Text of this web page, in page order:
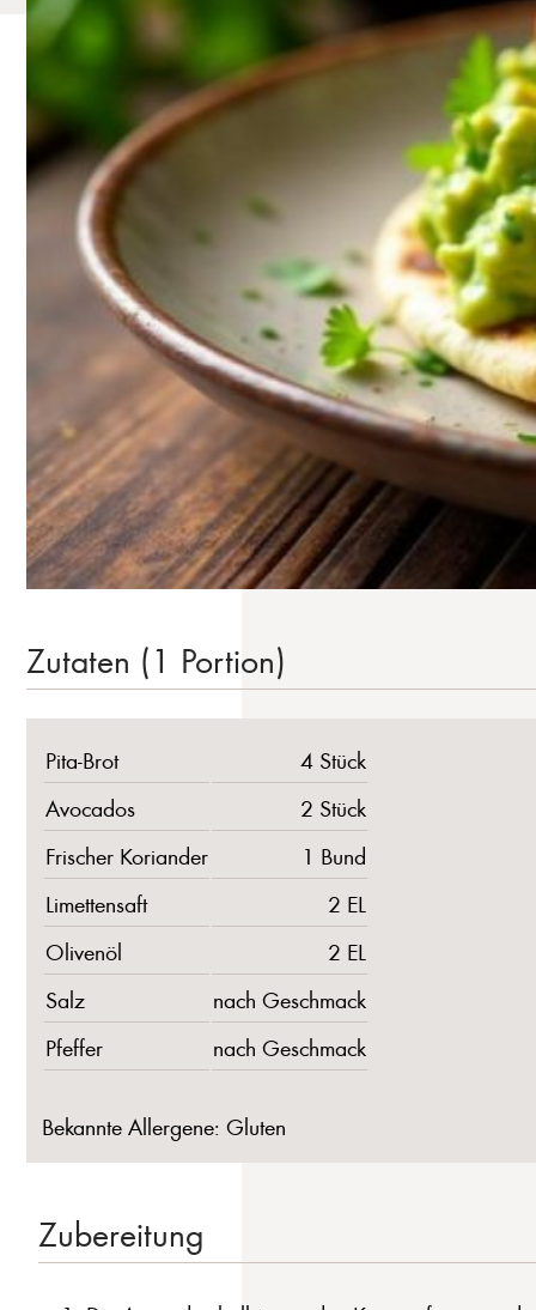
Zutaten (1 Portion)
Pita-Brot
4 Stück
Avocados
2 Stück
Frischer Koriander
1 Bund
Limettensaft
2 EL
Olivenöl
2 EL
Salz
nach Geschmack
Pfeffer
nach Geschmack
Bekannte Allergene: Gluten
Zubereitung